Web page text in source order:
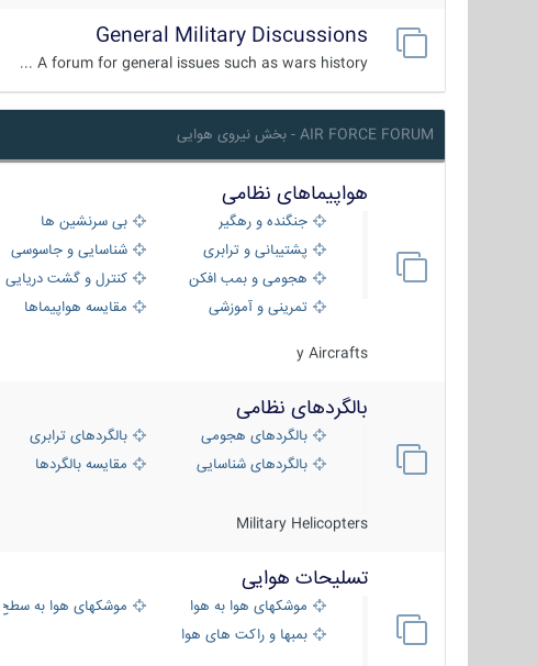
General Military Discussions
A forum for general issues such as wars history ...
AIR FORCE FORUM - بخش نیروی هوایی
هواپیماهای نظامی
جنگنده و رهگیر
بی سرنشین ها
پشتیبانی و ترابری
شناسایی و جاسوسی
هجومی و بمب افکن
کنترل و گشت دریایی
تمرینی و آموزشی
مقایسه هواپیماها
y Aircrafts
بالگردهای نظامی
بالگردهای هجومی
بالگردهای ترابری
بالگردهای شناسایی
مقایسه بالگردها
Military Helicopters
تسلیحات هوایی
موشکهای هوا به هوا
موشکهای هوا به سطح
بمبها و راکت های هوایی